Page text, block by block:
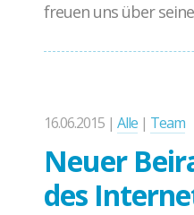
freuen uns über
16.06.2015 | Alle | Team
Neuer
des